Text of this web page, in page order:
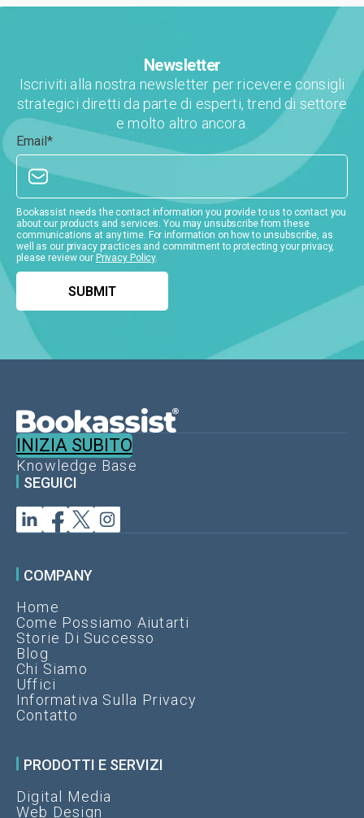
Newsletter
Iscriviti alla nostra newsletter per ricevere consigli
strategici diretti da parte di esperti, trend di settore
e molto altro ancora.
Email*
Bookassist needs the contact information you provide to us to contact you
about our products and services. You may unsubscribe from these
communications at any time. For information on how to unsubscribe, as
well as our privacy practices and commitment to protecting your privacy,
please review our Privacy Policy.
COMPANY
Home
Come Possiamo Aiutarti
Storie Di Successo
Blog
Chi Siamo
Uffici
Informativa Sulla Privacy
Contatto
PRODOTTI E SERVIZI
Digital Media
Web Design
INIZIA SUBITO
Knowledge Base
SEGUICI